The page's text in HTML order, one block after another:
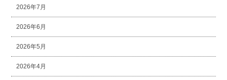
2026年7月
2026年6月
2026年5月
2026年4月